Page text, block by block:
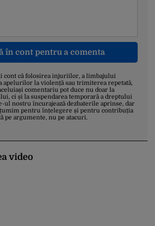
în cont pentru a comenta
cont că folosirea injuriilor, a limbajului
apelurilor la violență sau trimiterea repetată,
comentariu pot duce nu doar la
ci și la suspendarea temporară a dreptului
ul nostru încurajează dezbaterile aprinse, dar
pentru înțelegere și pentru contribuția
pe argumente, nu pe atacuri.
video